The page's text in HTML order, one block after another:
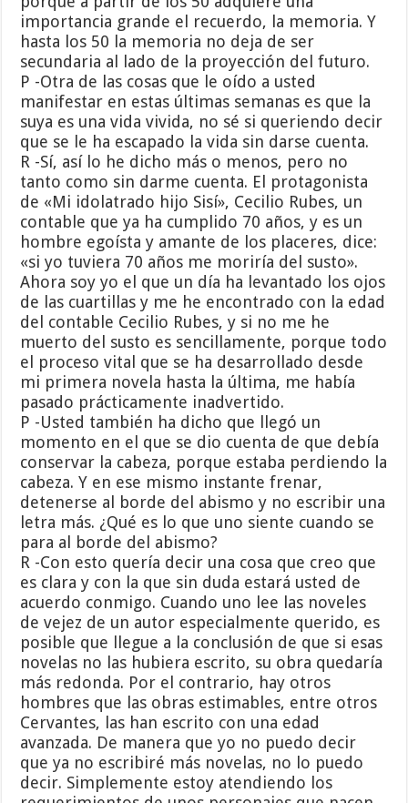
importancia grande el recuerdo, la memoria. Y
hasta los 50 la memoria no deja de ser
secundaria al lado de la proyección del futuro.
P -Otra de las cosas que le oído a usted
manifestar en estas últimas semanas es que la
suya es una vida vivida, no sé si queriendo decir
que se le ha escapado la vida sin darse cuenta.
R -Sí, así lo he dicho más o menos, pero no
tanto como sin darme cuenta. El protagonista
de «Mi idolatrado hijo Sisí», Cecilio Rubes, un
contable que ya ha cumplido 70 años, y es un
hombre egoísta y amante de los placeres, dice:
«si yo tuviera 70 años me moriría del susto».
Ahora soy yo el que un día ha levantado los ojos
de las cuartillas y me he encontrado con la edad
del contable Cecilio Rubes, y si no me he
muerto del susto es sencillamente, porque todo
el proceso vital que se ha desarrollado desde
mi primera novela hasta la última, me había
pasado prácticamente inadvertido.
P -Usted también ha dicho que llegó un
momento en el que se dio cuenta de que debía
conservar la cabeza, porque estaba perdiendo la
cabeza. Y en ese mismo instante frenar,
detenerse al borde del abismo y no escribir una
letra más. ¿Qué es lo que uno siente cuando se
para al borde del abismo?
R -Con esto quería decir una cosa que creo que
es clara y con la que sin duda estará usted de
acuerdo conmigo. Cuando uno lee las noveles
de vejez de un autor especialmente querido, es
posible que llegue a la conclusión de que si esas
novelas no las hubiera escrito, su obra quedaría
más redonda. Por el contrario, hay otros
hombres que las obras estimables, entre otros
Cervantes, las han escrito con una edad
avanzada. De manera que yo no puedo decir
que ya no escribiré más novelas, no lo puedo
decir. Simplemente estoy atendiendo los